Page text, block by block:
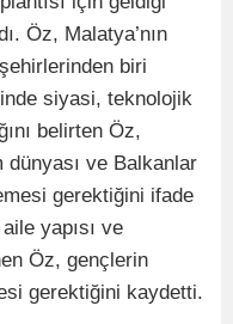
Öz, Malatya’nın
biri
siyasi, teknolojik
belirten Öz,
dünyası ve Balkanlar
gerektiğini ifade
yapısı ve
Öz, gençlerin
gerektiğini kaydetti.